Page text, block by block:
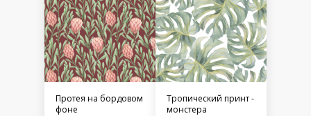
Протея на бордовом
фоне
Тропический принт -
монстера